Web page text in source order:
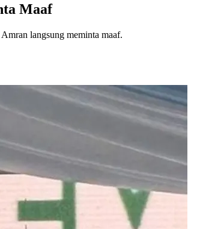
Maaf
langsung meminta maaf.